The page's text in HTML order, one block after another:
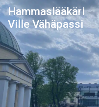
Hammaslääkäri
Ville Vähäpassi